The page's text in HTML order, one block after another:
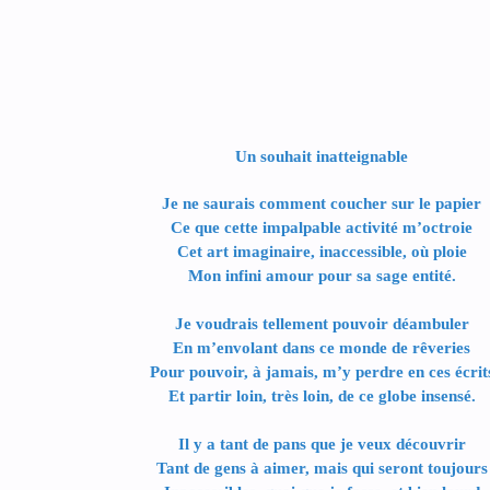
Un souhait inatteignable
Je ne saurais comment coucher sur le papier
Ce que cette impalpable activité m’octroie
Cet art imaginaire, inaccessible, où ploie
Mon infini amour pour sa sage entité.
Je voudrais tellement pouvoir déambuler
En m’envolant dans ce monde de rêveries
Pour pouvoir, à jamais, m’y perdre en ces
Et partir loin, très loin, de ce globe insensé.
Il y a tant de pans que je veux découvrir
Tant de gens à aimer, mais qui seront toujours